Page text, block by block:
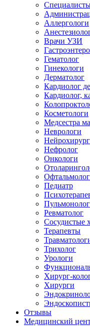
Аллергологи
Врачи УЗИ
Гематолог
Гинекологи
Дерматолог
Кардиолог
Кардиолог,
Косметологи
Медсестра
Неврологи
Нейрохирург
Нефролог
Онкологи
Педиатр
Пульмонолог
Ревматолог
Сосудистые
Терапевты
Трихолог
Урологи
Хирург-
Хирурги
Отзывы
Медицинский